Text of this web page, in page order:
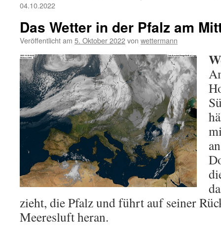
04.10.2022
Das Wetter in der Pfalz am
Veröffentlicht am 5. Oktober 2022von wettermann
zieht, die Pfalz und führt auf seiner
Meeresluft heran.